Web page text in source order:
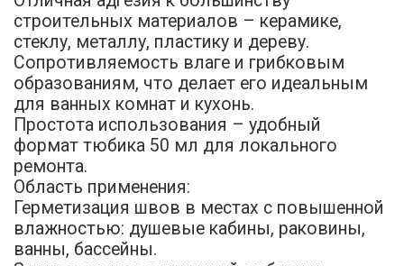
строительных материалов – керамике,
стеклу, металлу, пластику и дереву.
Сопротивляемость влаге и грибковым
образованиям, что делает его идеальным
для ванных комнат и кухонь.
Простота использования – удобный
формат тюбика 50 мл для локального
ремонта.
Область применения:
Герметизация швов в местах с повышенной
влажностью: душевые кабины, раковины,
ванны, бассейны.